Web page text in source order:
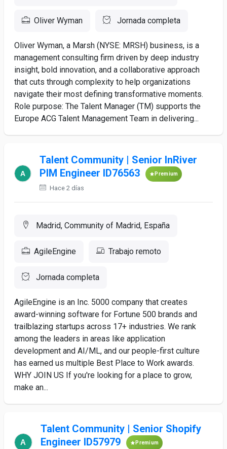
Oliver Wyman Jornada completa
Oliver Wyman, a Marsh (NYSE: MRSH) business, is a
management consulting firm driven by deep industry
insight, bold innovation, and a collaborative approach
that cuts through complexity to help organizations
navigate their most defining transformative moments.
Role purpose: The Talent Manager (TM) supports the
Europe ACG Talent Management Team in delivering...
Talent Community | Senior InRiver
PIM Engineer ID76563
Premium
Hace 2 días
Madrid, Community of Madrid, España
AgileEngine Trabajo remoto
Jornada completa
AgileEngine is an Inc. 5000 company that creates
award-winning software for Fortune 500 brands and
trailblazing startups across 17+ industries. We rank
among the leaders in areas like application
development and AI/ML, and our people-first culture
has earned us multiple Best Place to Work awards.
WHY JOIN US If you're looking for a place to grow,
make an...
Talent Community | Senior Shopify
Engineer ID57979
Premium